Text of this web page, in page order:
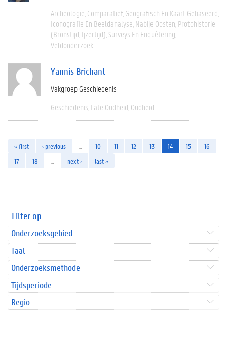
Archeologie Comparatief Geografisch En Kaart Gebaseerd
Iconografie En Beeldanalyse Nabije Oosten Protohistorie
(bronstijd, Ijzertijd) Surveys En Enquêtering
Veldonderzoek
Yannis Brichant
Vakgroep Geschiedenis
Geschiedenis Late Oudheid Oudheid
« first ‹ previous 10 11 12 13 14 15
16
17
18 next › last »
Filter op
Onderzoeksgebied
Taal
Onderzoeksmethode
Tijdsperiode
Regio